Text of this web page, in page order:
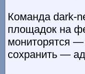
Команда dark-
площадок на
мониторятся
сохранить —